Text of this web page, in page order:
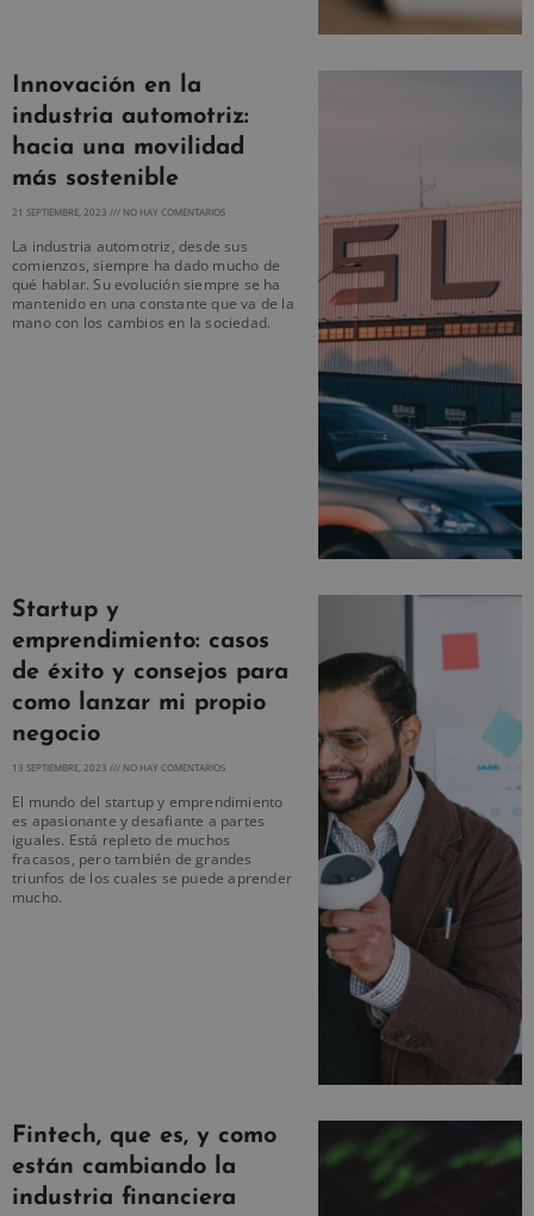
Innovación en la
industria automotriz:
hacia una movilidad
más sostenible
21 SEPTIEMBRE, 2023 NO HAY COMENTARIOS
La industria automotriz, desde sus
comienzos, siempre ha dado mucho de
qué hablar. Su evolución siempre se ha
mantenido en una constante que va de la
mano con los cambios en la sociedad.
Startup y
emprendimiento: casos
de éxito y consejos para
como lanzar mi propio
negocio
13 SEPTIEMBRE, 2023 NO HAY COMENTARIOS
El mundo del startup y emprendimiento
es apasionante y desafiante a partes
iguales. Está repleto de muchos
fracasos, pero también de grandes
triunfos de los cuales se puede aprender
mucho.
Fintech, que es, y como
están cambiando la
industria financiera